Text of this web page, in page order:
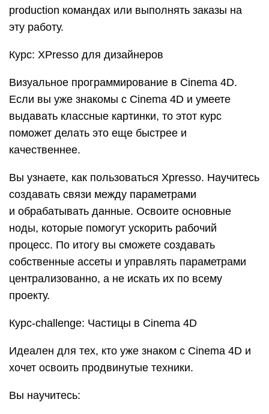
production командах или выполнять заказы на
эту работу.
Курс: XPresso для дизайнеров
Визуальное программирование в Cinema 4D.
Если вы уже знакомы с Cinema 4D и умеете
выдавать классные картинки, то этот курс
поможет делать это еще быстрее и
качественнее.
Вы узнаете, как пользоваться Xpresso. Научитесь
создавать связи между параметрами
и обрабатывать данные. Освоите основные
ноды, которые помогут ускорить рабочий
процесс. По итогу вы сможете создавать
собственные ассеты и управлять параметрами
централизованно, а не искать их по всему
проекту.
Курс-challenge: Частицы в Cinema 4D
Идеален для тех, кто уже знаком с Cinema 4D и
хочет освоить продвинутые техники.
Вы научитесь: